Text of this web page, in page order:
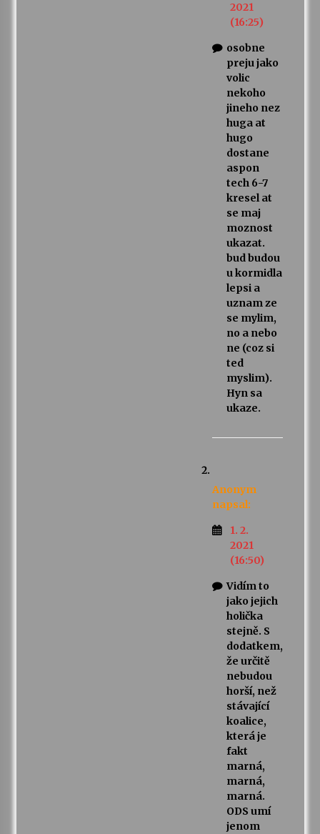
2021
(16:25)
osobne
preju jako
volic
nekoho
jineho nez
huga at
hugo
dostane
aspon
tech 6-7
kresel at
se maj
moznost
ukazat.
bud budou
u kormidla
lepsi a
uznam ze
se mylim,
no a nebo
ne (coz si
ted
myslim).
Hyn sa
ukaze.
Anonym
napsal:
1. 2.
2021
(16:50)
Vidím to
jako jejich
holička
stejně. S
dodatkem,
že určitě
nebudou
horší, než
stávající
koalice,
která je
fakt
marná,
marná,
marná.
ODS umí
jenom